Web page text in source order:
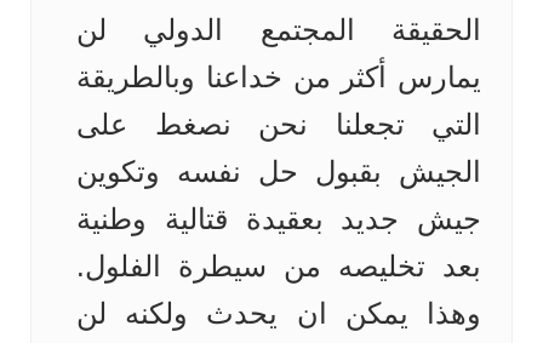
الحقيقة المجتمع الدولي لن
يمارس أكثر من خداعنا وبالطريقة
التي تجعلنا نحن نصغط على
الجيش بقبول حل نفسه وتكوين
جيش جديد بعقيدة قتالية وطنية
بعد تخليصه من سيطرة الفلول.
وهذا يمكن ان يحدث ولكنه لن